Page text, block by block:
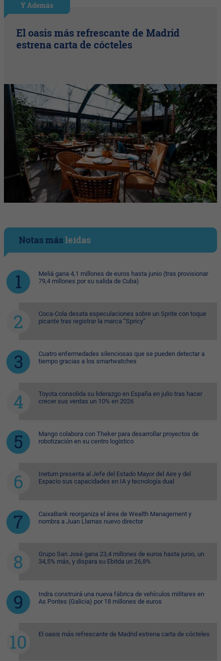
Y Además
El oasis más refrescante de Madrid
estrena carta de cócteles
Notas másleídas
Meliá gana 4,1 millones de euros hasta junio (tras provisionar
79,4 millones por su salida de Cuba)
Coca-Cola desata especulaciones sobre un Sprite con toque
picante tras registrar la marca “Spricy”
Cuatro enfermedades silenciosas que se pueden detectar a
tiempo gracias a los smartwatches
Toyota consolida su liderazgo en España en julio tras hacer
crecer sus ventas un 10% en 2026
Mango colabora con Theker para desarrollar proyectos de
robotización en su centro logístico
Inetum presenta al Jefe del Estado Mayor del Aire y del
Espacio sus capacidades en IA y tecnología dual
CaixaBank reorganiza el área de Wealth Management y
nombra a Juan Llamas nuevo director
Grupo San José gana 23,4 millones de euros hasta junio, un
34,5% más, y dispara su Ebitda un 26,8%
Indra construirá una nueva fábrica de vehículos militares en
As Pontes (Galicia) por 18 millones de euros
El oasis más refrescante de Madrid estrena carta de cócteles